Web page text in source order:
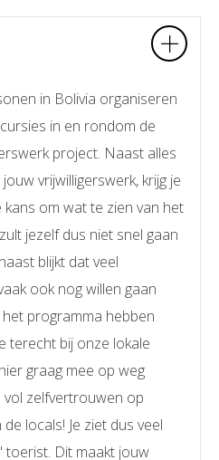
in Bolivia organiseren
in en rondom de
project. Naast alles
vrijwilligerswerk, krijg je
om wat te zien van het
jezelf dus niet snel gaan
blijkt dat veel
ook nog willen gaan
programma hebben
terecht bij onze lokale
graag mee op weg
vol zelfvertrouwen op
locals! Je ziet dus veel
Dit maakt jouw